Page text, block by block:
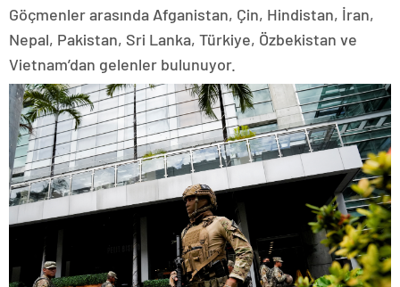
Göçmenler arasında Afganistan, Çin, Hindistan, İran,
Nepal, Pakistan, Sri Lanka, Türkiye, Özbekistan ve
Vietnam’dan gelenler bulunuyor.